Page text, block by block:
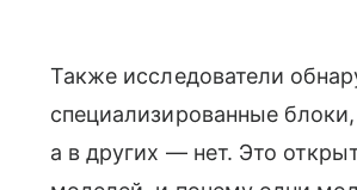
Также исследователи
специализированные
а в других — нет. Это